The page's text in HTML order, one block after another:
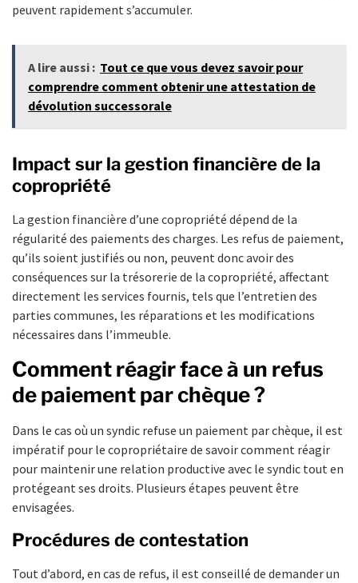
peuvent rapidement s’accumuler.
A lire aussi : Tout ce que vous devez savoir pour
comprendre comment obtenir une attestation de
dévolution successorale
Impact sur la gestion financière de la
copropriété
La gestion financière d’une copropriété dépend de la
régularité des paiements des charges. Les refus de paiement,
qu’ils soient justifiés ou non, peuvent donc avoir des
conséquences sur la trésorerie de la copropriété, affectant
directement les services fournis, tels que l’entretien des
parties communes, les réparations et les modifications
nécessaires dans l’immeuble.
Comment réagir face à un refus
de paiement par chèque ?
Dans le cas où un syndic refuse un paiement par chèque, il est
impératif pour le copropriétaire de savoir comment réagir
pour maintenir une relation productive avec le syndic tout en
protégeant ses droits. Plusieurs étapes peuvent être
envisagées.
Procédures de contestation
Tout d’abord, en cas de refus, il est conseillé de demander un